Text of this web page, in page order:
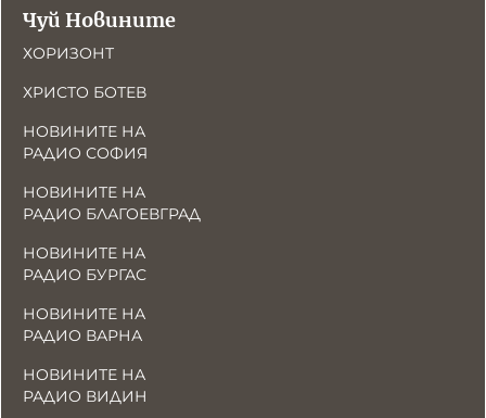
Чуй Новините
ХОРИЗОНТ
ХРИСТО БОТЕВ
НОВИНИТЕ НА
РАДИО СОФИЯ
НОВИНИТЕ НА
РАДИО БЛАГОЕВГРАД
НОВИНИТЕ НА
РАДИО БУРГАС
НОВИНИТЕ НА
РАДИО ВАРНА
НОВИНИТЕ НА
РАДИО ВИДИН